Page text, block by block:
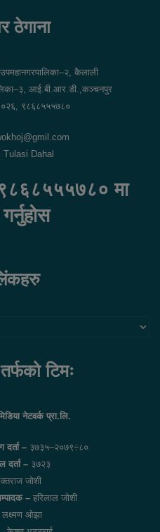
ठेगाना
कैलाली
आई.बी.आर.डी.,कञ्चनपुर
९८६८५५५७८०
Tulasi Dahal
९८६८५५५७८० मा
टिमः
नेटवर्क प्रा.लि.
दर्ता – ३७३५–२०७९÷८०
दर्ता – ३७२३
जोशी
– हरिलाल जोशी
ओझा